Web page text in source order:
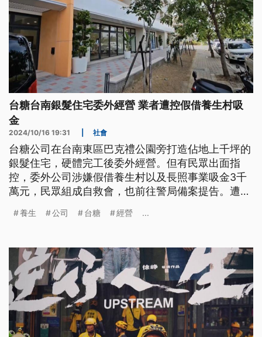
台糖台南銀髮住宅委外經營 業者遭控假借養生村吸
金
2024/10/16 19:31 社會
台糖公司在台南東區巴克禮公園旁打造佔地上千坪的
銀髮住宅，硬體完工後委外經營。但有民眾出面指
控，委外公司涉嫌假借養生村以及長照事業吸金3千
萬元，民眾組成自救會，也前往警局備案提告。遭指
生村將會信託，入住者權益不會有任何損害。
養生 公司 台糖 經營 ...